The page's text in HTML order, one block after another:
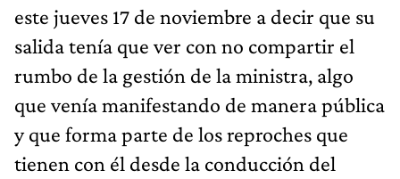
este jueves 17 de noviembre a decir que su
salida tenía que ver con no compartir el
rumbo de la gestión de la ministra, algo
que venía manifestando de manera pública
y que forma parte de los reproches que
tienen con él desde la conducción del